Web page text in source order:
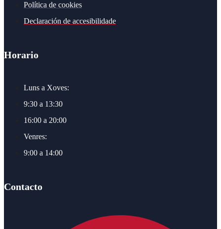
Política de cookies
Declaración de accesibilidade
Horario
Luns a Xoves:
9:30 a 13:30
16:00 a 20:00
Venres:
9:00 a 14:00
Contacto